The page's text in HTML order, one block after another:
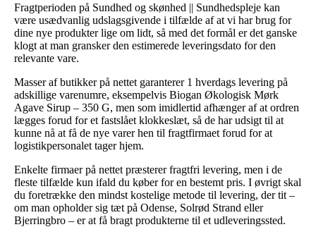
Fragtperioden på Sundhed og skønhed || Sundhedspleje kan
være usædvanlig udslagsgivende i tilfælde af at vi har brug for
dine nye produkter lige om lidt, så med det formål er det ganske
klogt at man gransker den estimerede leveringsdato for den
relevante vare.
Masser af butikker på nettet garanterer 1 hverdags levering på
adskillige varenumre, eksempelvis Biogan Økologisk Mørk
Agave Sirup – 350 G, men som imidlertid afhænger af at ordren
lægges forud for et fastslået klokkeslæt, så de har udsigt til at
kunne nå at få de nye varer hen til fragtfirmaet forud for at
logistikpersonalet tager hjem.
Enkelte firmaer på nettet præsterer fragtfri levering, men i de
fleste tilfælde kun ifald du køber for en bestemt pris. I øvrigt skal
du foretrække den mindst kostelige metode til levering, der tit –
om man opholder sig tæt på Odense, Solrød Strand eller
Bjerringbro – er at få bragt produkterne til et udleveringssted.